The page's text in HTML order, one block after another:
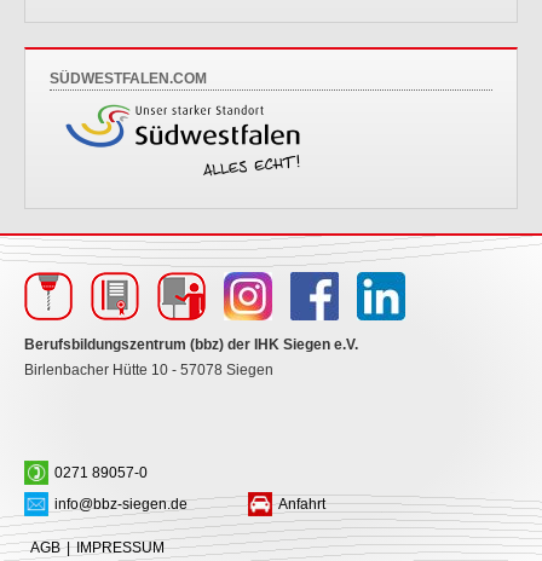
SÜDWESTFALEN.COM
Berufsbildungszentrum (bbz) der IHK Siegen e.V.
Birlenbacher Hütte 10 - 57078 Siegen
0271 89057-0
info@bbz-siegen.de
Anfahrt
AGB | IMPRESSUM